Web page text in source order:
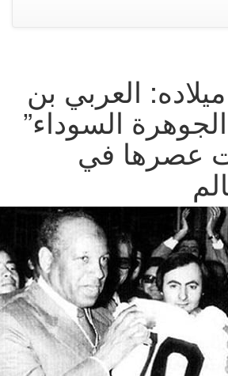
العربي بن
السوداء”
عصرها في